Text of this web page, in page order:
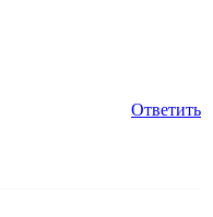
Ответить